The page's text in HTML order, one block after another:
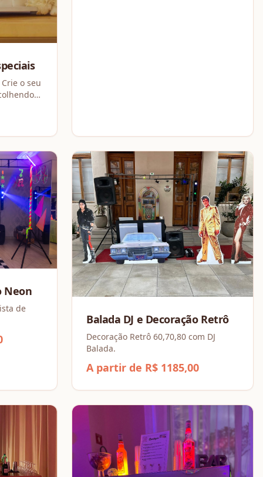
o seu
Neon
de
Balada DJ e Decoração Retrô
Decoração Retrô 60,70,80 com DJ
Balada.
A partir de R$ 1185,00